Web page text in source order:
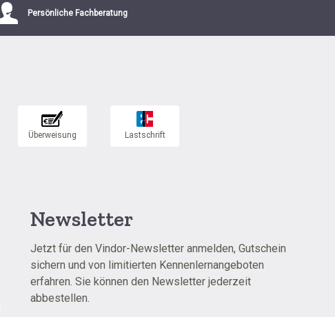
Persönliche Fachberatung
Newsletter
Jetzt für den Vindor-Newsletter anmelden, Gutschein
sichern und von limitierten Kennenlernangeboten
erfahren. Sie können den Newsletter jederzeit
abbestellen.